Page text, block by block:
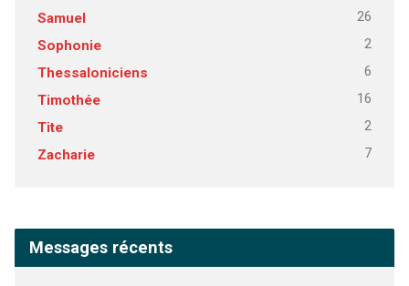
Samuel 26
Sophonie 2
Thessaloniciens 6
Timothée 16
Tite 2
Zacharie 7
Messages récents